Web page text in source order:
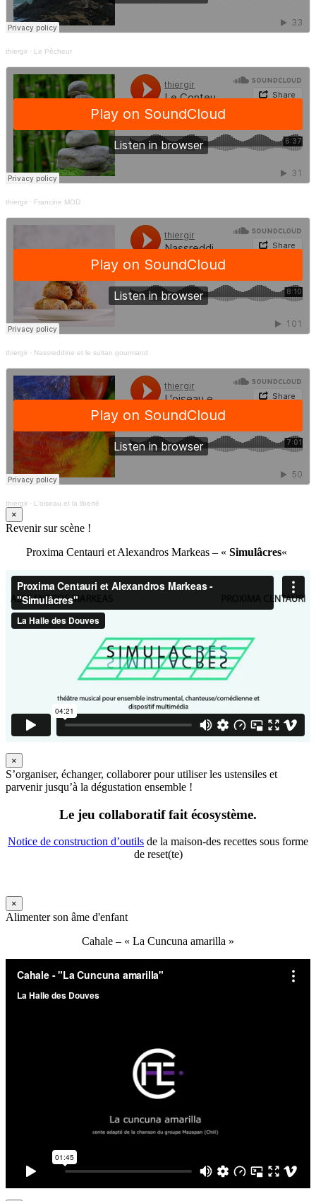
thiergir · Le Pêcheur
thiergir · Francine MOD
thiergir · Nassreddine et le sultan gourmand
thiergir · L'oiseau et la liberté
×
Revenir sur scène !
Proxima Centauri et Alexandros Markeas – « Simulâcres«
×
S’organiser, échanger, collaborer pour utiliser les ustensiles et
parvenir jusqu’à la dégustation ensemble !
Le jeu collaboratif fait écosystème.
Notice de construction d’outils de la maison-des recettes sous forme
de reset(te)
×
Alimenter son âme d'enfant
Cahale – « La Cuncuna amarilla »